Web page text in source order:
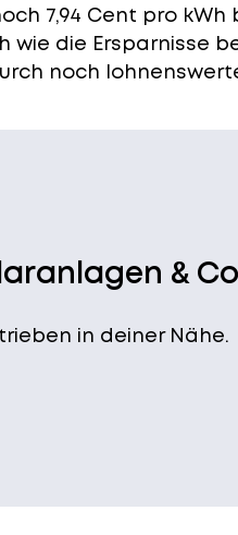
7,94 Cent pro
wie die Ersparnisse
noch
&
in deiner Nähe.